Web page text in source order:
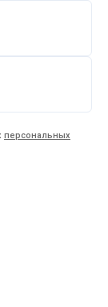
персональных